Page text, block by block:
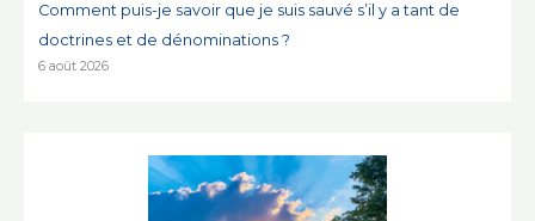
Comment puis-je savoir que je suis sauvé s’il y a tant de
doctrines et de dénominations ?
6 août 2026